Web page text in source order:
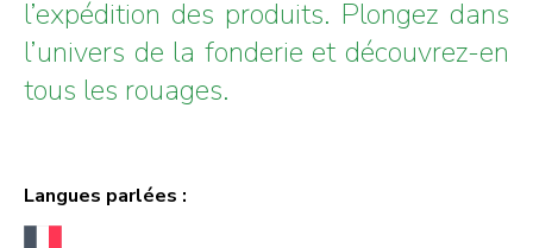
l’expédition des produits. Plongez dans
l’univers de la fonderie et découvrez-en
tous les rouages.
Langues parlées :